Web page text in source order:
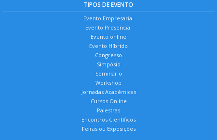
TIPOS DE EVENTO
Evento Empresarial
Evento Presencial
Evento online
Evento Híbrido
Congresso
Simpósio
Seminário
Workshop
Jornadas Acadêmicas
Cursos Online
Palestras
Encontros Científicos
Feiras ou Exposições